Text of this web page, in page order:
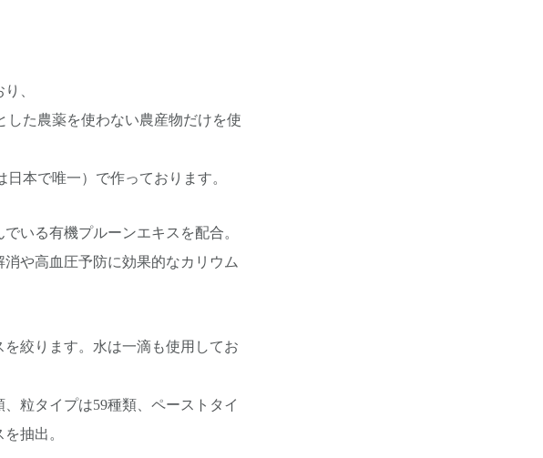
、
した農薬を使わない農産物だけを使
本で唯一）で作っております。
いる有機プルーンエキスを配合。
や高血圧予防に効果的なカリウム
絞ります。水は一滴も使用してお
粒タイプは59種類、ペーストタイ
抽出。